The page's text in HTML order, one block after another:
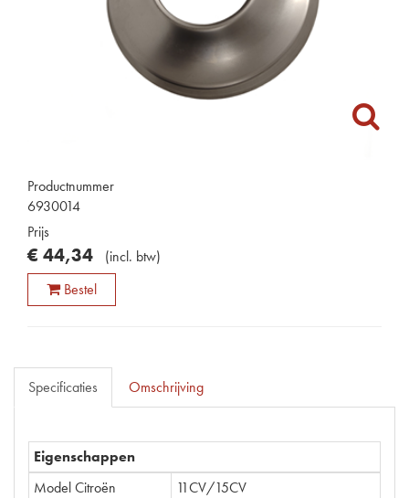
Productnummer
6930014
Prijs
€ 44,34 (incl. btw)
Bestel
Specificaties Omschrijving
Eigenschappen
Model Citroën
11CV/15CV